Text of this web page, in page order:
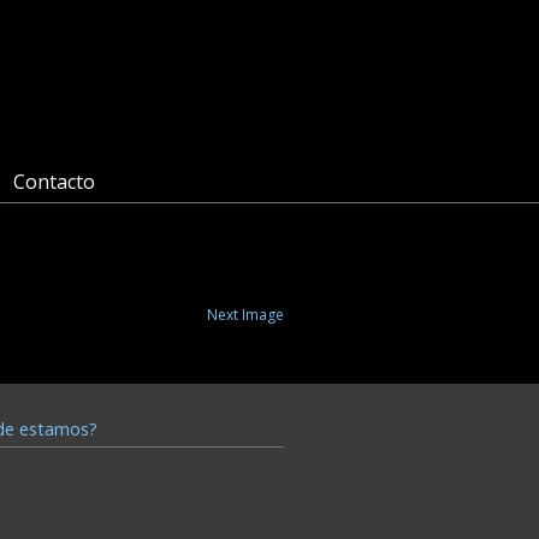
Contacto
Next Image
estamos?